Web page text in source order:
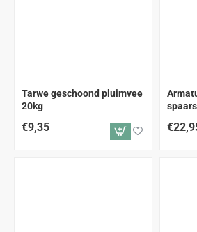
Tarwe geschoond pluimvee
20kg
€9,35